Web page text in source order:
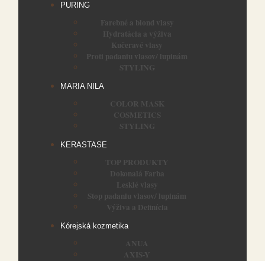
PURING
Farebné a blond vlasy
Hydratácia a výživa
Kučeravé vlasy
Proti padaniu vlasov/ lupinám
STYLING
MARIA NILA
COLOR MASK
COSMETICS
STYLING
KERASTASE
TOP PRODUKTY
Dokonalá Farba
Lesklé vlasy
Stop padaniu vlasov/ lupinám
Výživa a Definícia
Kórejská kozmetika
ANUA
AXIS-Y